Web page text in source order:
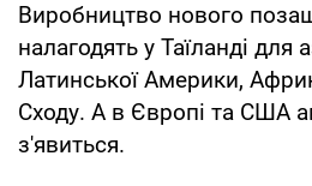
Виробництво нового
налагодять у Таїланді для
Латинської Америки,
Сходу. А в Європі та США
з'явиться.